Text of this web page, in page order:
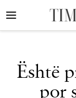
Është
por